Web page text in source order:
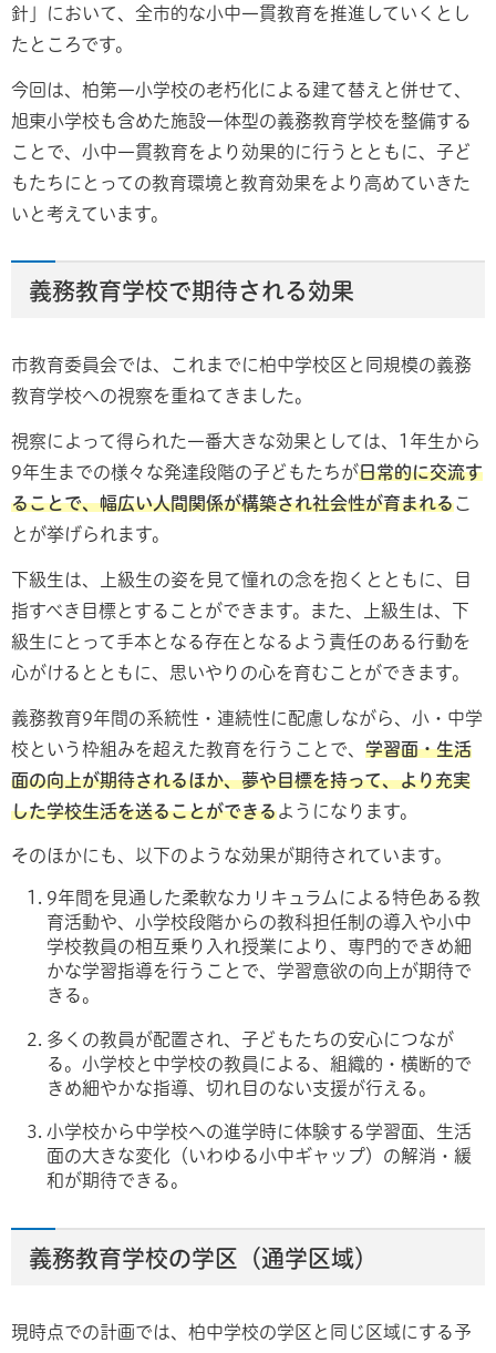
針」において、全市的な小中一貫教育を推進していくとし
たところです。
今回は、柏第一小学校の老朽化による建て替えと併せて、
旭東小学校も含めた施設一体型の義務教育学校を整備する
ことで、小中一貫教育をより効果的に行うとともに、子ど
もたちにとっての教育環境と教育効果をより高めていきた
いと考えています。
義務教育学校で期待される効果
市教育委員会では、これまでに柏中学校区と同規模の義務
教育学校への視察を重ねてきました。
視察によって得られた一番大きな効果としては、1年生から
9年生までの様々な発達段階の子どもたちが日常的に交流す
ることで、幅広い人間関係が構築され社会性が育まれるこ
とが挙げられます。
下級生は、上級生の姿を見て憧れの念を抱くとともに、目
指すべき目標とすることができます。また、上級生は、下
級生にとって手本となる存在となるよう責任のある行動を
心がけるとともに、思いやりの心を育むことができます。
義務教育9年間の系統性・連続性に配慮しながら、小・中学
校という枠組みを超えた教育を行うことで、 学習面・生活
面の向上が期待されるほか、夢や目標を持って、より充実
した学校生活を送ることができるようになります。
そのほかにも、以下のような効果が期待されています。
9年間を見通した柔軟なカリキュラムによる特色ある教
育活動や、小学校段階からの教科担任制の導入や小中
学校教員の相互乗り入れ授業により、専門的できめ細
かな学習指導を行うことで、学習意欲の向上が期待で
きる。
多くの教員が配置され、子どもたちの安心につなが
る。小学校と中学校の教員による、組織的・横断的で
きめ細やかな指導、切れ目のない支援が行える。
小学校から中学校への進学時に体験する学習面、生活
面の大きな変化（いわゆる小中ギャップ）の解消・緩
和が期待できる。
義務教育学校の学区（通学区域）
現時点での計画では、柏中学校の学区と同じ区域にする予